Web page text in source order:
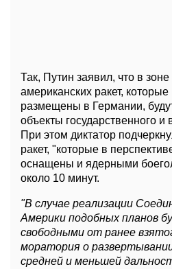
Так, Путин заявил, что в
американских ракет, которые
размещены в Германии,
объекты государственного и
При этом диктатор
ракет, "которые в
оснащены и ядерными
около 10 минут.
"В случае реализации
Америки подобных планов
свободными от ранее
моратория о
средней и меньшей